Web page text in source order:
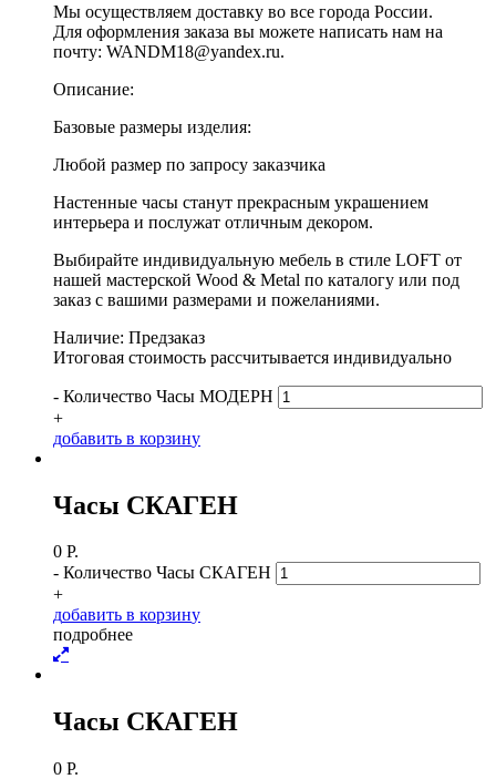
Мы осуществляем доставку во все города России.
Для оформления заказа вы можете написать нам на
почту: WANDM18@yandex.ru.
Описание:
Базовые размеры изделия:
Любой размер по запросу заказчика
Настенные часы станут прекрасным украшением
интерьера и послужат отличным декором.
Выбирайте индивидуальную мебель в стиле LOFT от
нашей мастерской Wood & Metal по каталогу или под
заказ с вашими размерами и пожеланиями.
Наличие: Предзаказ
Итоговая стоимость рассчитывается индивидуально
- Количество Часы МОДЕРН
+
добавить в корзину
Часы СКАГЕН
0 Р.
- Количество Часы СКАГЕН
+
добавить в корзину
подробнее
Часы СКАГЕН
0 Р.